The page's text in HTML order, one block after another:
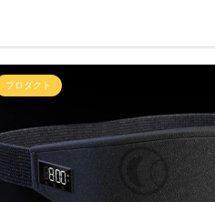
プロダクト